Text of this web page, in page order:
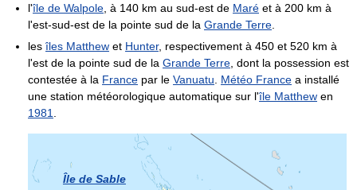
l'île de Walpole , à 140 km au sud-est de Maré et à 200 km à
l'est-sud-est de la pointe sud de la Grande Terre
lesîles Matthew et Hunter, respectivement à 450 et 520 km à
l'est de la pointe sud de la Grande Terre , dont la possession est
contestée à la France par le Vanuatu Météo France a installé
une station météorologique automatique sur l'île Matthew en
1981
Île de Sable